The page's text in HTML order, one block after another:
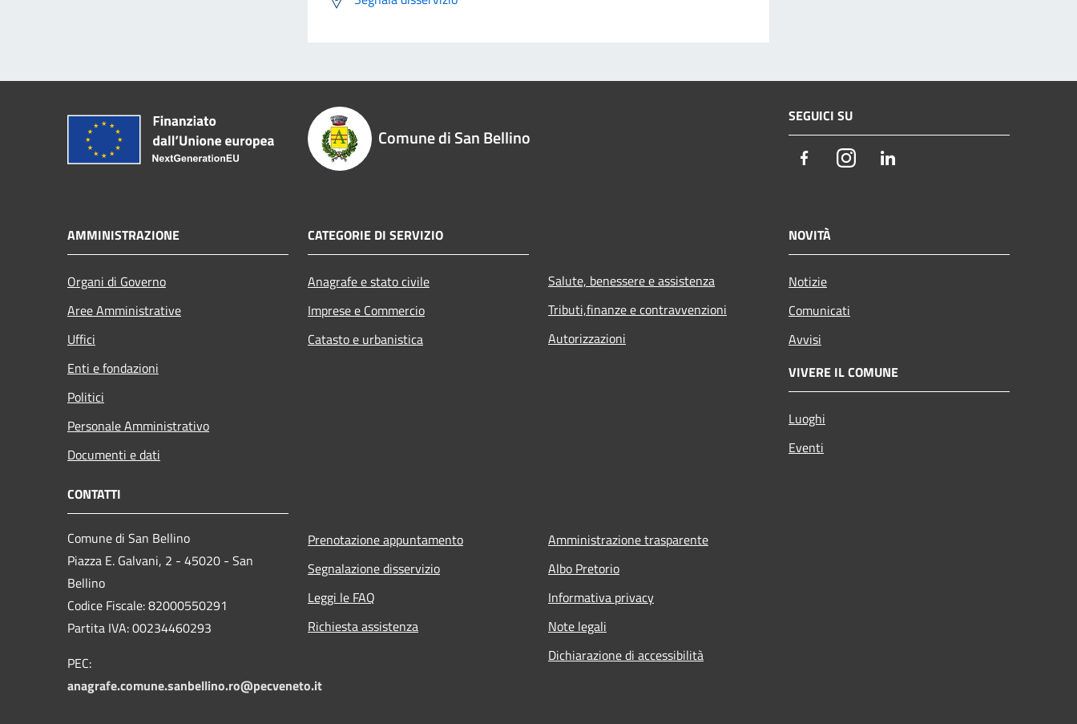
Comune di San Bellino
SEGUICI SU
FacebookInstagram
AMMINISTRAZIONE
Organi di Governo
Aree Amministrative
Uffici
Enti e fondazioni
Politici
Personale Amministrativo
Documenti e dati
CATEGORIE DI SERVIZIO
Anagrafe e stato civile
Imprese e Commercio
Catasto e urbanistica
Salute, benessere e assistenza
Tributi,finanze e contravvenzioni
Autorizzazioni
NOVITÀ
Notizie
Comunicati
Avvisi
VIVERE IL COMUNE
Luoghi
Eventi
CONTATTI
Comune di San Bellino
Piazza E. Galvani, 2 - 45020 - San
Bellino
Codice Fiscale: 82000550291
Partita IVA: 00234460293
PEC:
anagrafe.comune.sanbellino.ro@pecveneto.it
Prenotazione appuntamento
Segnalazione disservizio
Leggi le FAQ
Richiesta assistenza
Amministrazione trasparente
Albo Pretorio
Informativa privacy
Note legali
Dichiarazione di accessibilità